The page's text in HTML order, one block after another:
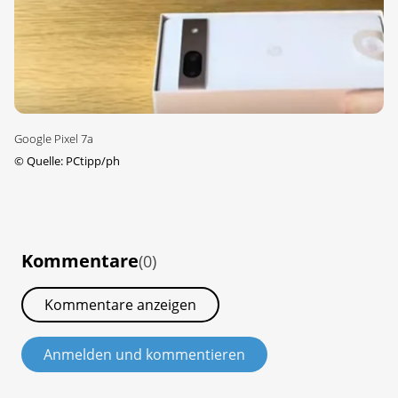
Google Pixel 7a
©Quelle: PCtipp/ph
Kommentare(0)
Kommentare anzeigen
Anmelden und kommentieren